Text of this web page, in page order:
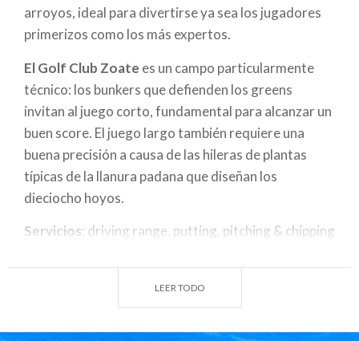
arroyos, ideal para divertirse ya sea los jugadores
primerizos como los más expertos.
El Golf Club Zoate es un campo particularmente
técnico: los bunkers que defienden los greens
invitan al juego corto, fundamental para alcanzar un
buen score. El juego largo también requiere una
buena precisión a causa de las hileras de plantas
típicas de la llanura padana que diseñan los
dieciocho hoyos.
Servicios: driving range, putting, pitching & chipping
Año de Fundación: 1984
Diseñadores: Angelo Corvini y F.lli Marmori
LEER TODO